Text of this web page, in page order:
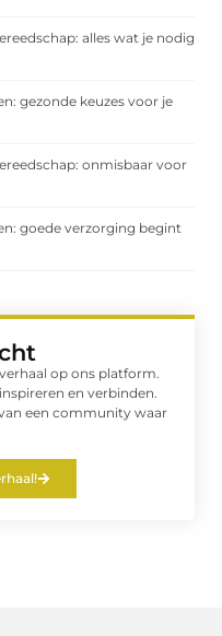
alles wat je nodig
gezonde keuzes voor je
onmisbaar voor
goede verzorging begint
op ons platform.
en verbinden.
een community waar